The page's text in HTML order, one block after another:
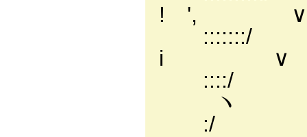
! ',
i ∨
ヽ
:/